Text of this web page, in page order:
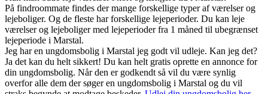
På findroommate findes der mange forskellige typer af værelser og
lejeboliger. Og de fleste har forskellige lejeperioder. Du kan leje
værelser og lejeboliger med lejeperioder fra 1 måned til ubegrænset
lejeperiode i Marstal.
Jeg har en ungdomsbolig i Marstal jeg godt vil udleje. Kan jeg det?
Ja det kan du helt sikkert! Du kan helt gratis oprette en annonce for
din ungdomsbolig. Når den er godkendt så vil du være synlig
overfor alle dem der søger en ungdomsbolig i Marstal og du vil